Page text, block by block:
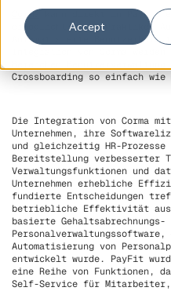
Accept
Corma
kann direkt in PayFit
ermöglicht so HR-Praktiken
Automatisierte
Bereichen
Crossboarding so einfach wie
Die Integration von Corma
Unternehmen, ihre
und gleichzeitig HR-
Bereitstellung verbesserter
Verwaltungsfunktionen und
Unternehmen erhebliche
fundierte Entscheidungen
betriebliche Effektivität
basierte Gehaltsabrechnungs-
Automatisierung von
entwickelt wurde. PayFit
eine Reihe von Funktionen,
Self-Service für Mitarbeiter,